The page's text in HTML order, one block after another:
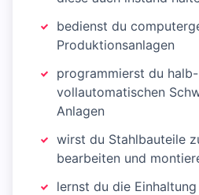
bedienst du
Produktionsanlagen
programmierst du
vollautomatischen
Anlagen
wirst du Stahlbauteile
bearbeiten und
lernst du die